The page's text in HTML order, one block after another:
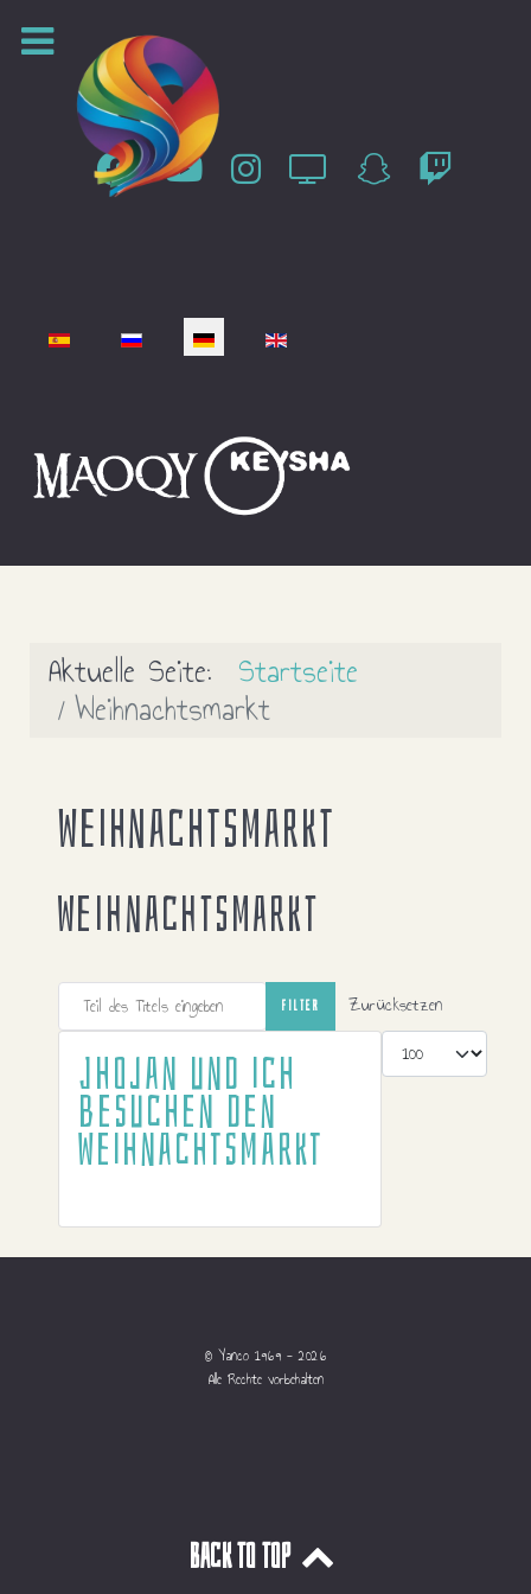
Sprache auswählen
Aktuelle Seite: Startseite
Weihnachtsmarkt
Weihnachtsmarkt
Weihnachtsmarkt
Teil des Titels eingeben
FILTER Zurücksetzen
Anzeige #
Jhojan und ich
besuchen den
Weihnachtsmarkt
© Yanco 1969 - 2026
Alle Rechte vorbehalten
Back to top